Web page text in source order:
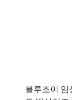
블루조이